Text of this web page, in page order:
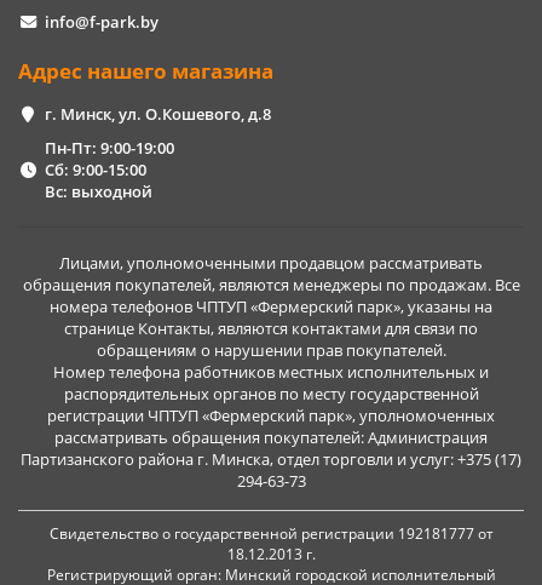
info@f-park.by
Адрес нашего магазина
г. Минск, ул. О.Кошевого, д.8
Пн-Пт: 9:00-19:00
Сб: 9:00-15:00
Вс: выходной
Лицами, уполномоченными продавцом рассматривать
обращения покупателей, являются менеджеры по продажам. Все
номера телефонов ЧПТУП «Фермерский парк», указаны на
странице Контакты, являются контактами для связи по
обращениям о нарушении прав покупателей.
Номер телефона работников местных исполнительных и
распорядительных органов по месту государственной
регистрации ЧПТУП «Фермерский парк», уполномоченных
рассматривать обращения покупателей: Администрация
Партизанского района г. Минска, отдел торговли и услуг: +375 (17)
294-63-73
Свидетельство о государственной регистрации 192181777 от
18.12.2013 г.
Регистрирующий орган: Минский городской исполнительный